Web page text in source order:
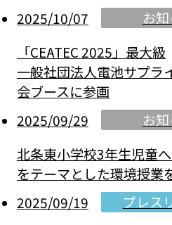
2025/10/07
お
「CEATEC 2025」最大級
一般社団法人電池サプラ
会ブースに参画
2025/09/29
お
北条東小学校3年生児童へ
をテーマとした環境授業
2025/09/19
プレス